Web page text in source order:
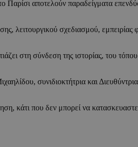
αποτελούν παραδείγματα
λειτουργικού σχεδιασμού, εμπειρίας
στη σύνδεση της ιστορίας, του
συνιδιοκτήτρια και
κάτι που δεν μπορεί να